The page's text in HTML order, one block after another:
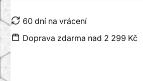
60 dní na vrácení
Doprava zdarma nad 2 299 Kč